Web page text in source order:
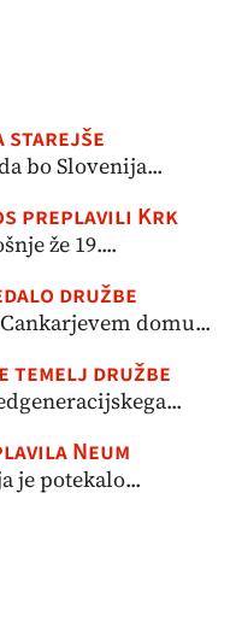
starejše
bo Slovenija...
preplavili Krk
že 19....
družbe
domu...
temelj družbe
Neum
je potekalo...